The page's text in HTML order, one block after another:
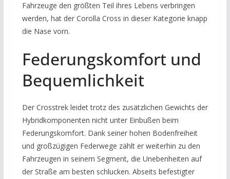
Fahrzeuge den größten Teil ihres Lebens verbringen
werden, hat der Corolla Cross in dieser Kategorie knapp
die Nase vorn.
Federungskomfort und
Bequemlichkeit
Der Crosstrek leidet trotz des zusätzlichen Gewichts der
Hybridkomponenten nicht unter Einbußen beim
Federungskomfort. Dank seiner hohen Bodenfreiheit
und großzügigen Federwege zählt er weiterhin zu den
Fahrzeugen in seinem Segment, die Unebenheiten auf
der Straße am besten schlucken. Abseits befestigter